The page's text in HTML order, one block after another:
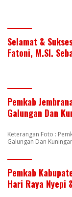
Selamat &
Fatoni, M.SI.
Pemkab
Galungan Dan
Keterangan Foto :
Galungan Dan
Pemkab
Hari Raya Nyepi